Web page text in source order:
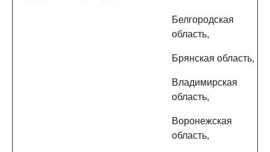
Белгородская
область,
Брянская область,
Владимирская
область,
Воронежская
область,